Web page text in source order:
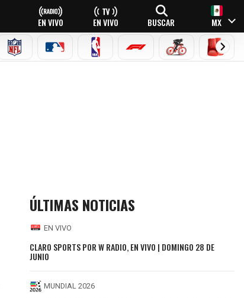
EN VIVO EN VIVO BUSCAR MX
NFL MLB NBA FÓRMULA 1CICLISMOBOXEO
ÚLTIMAS NOTICIAS
EN VIVO
CLARO SPORTS POR W RADIO, EN VIVO | DOMINGO 28 DE
JUNIO
MUNDIAL 2026